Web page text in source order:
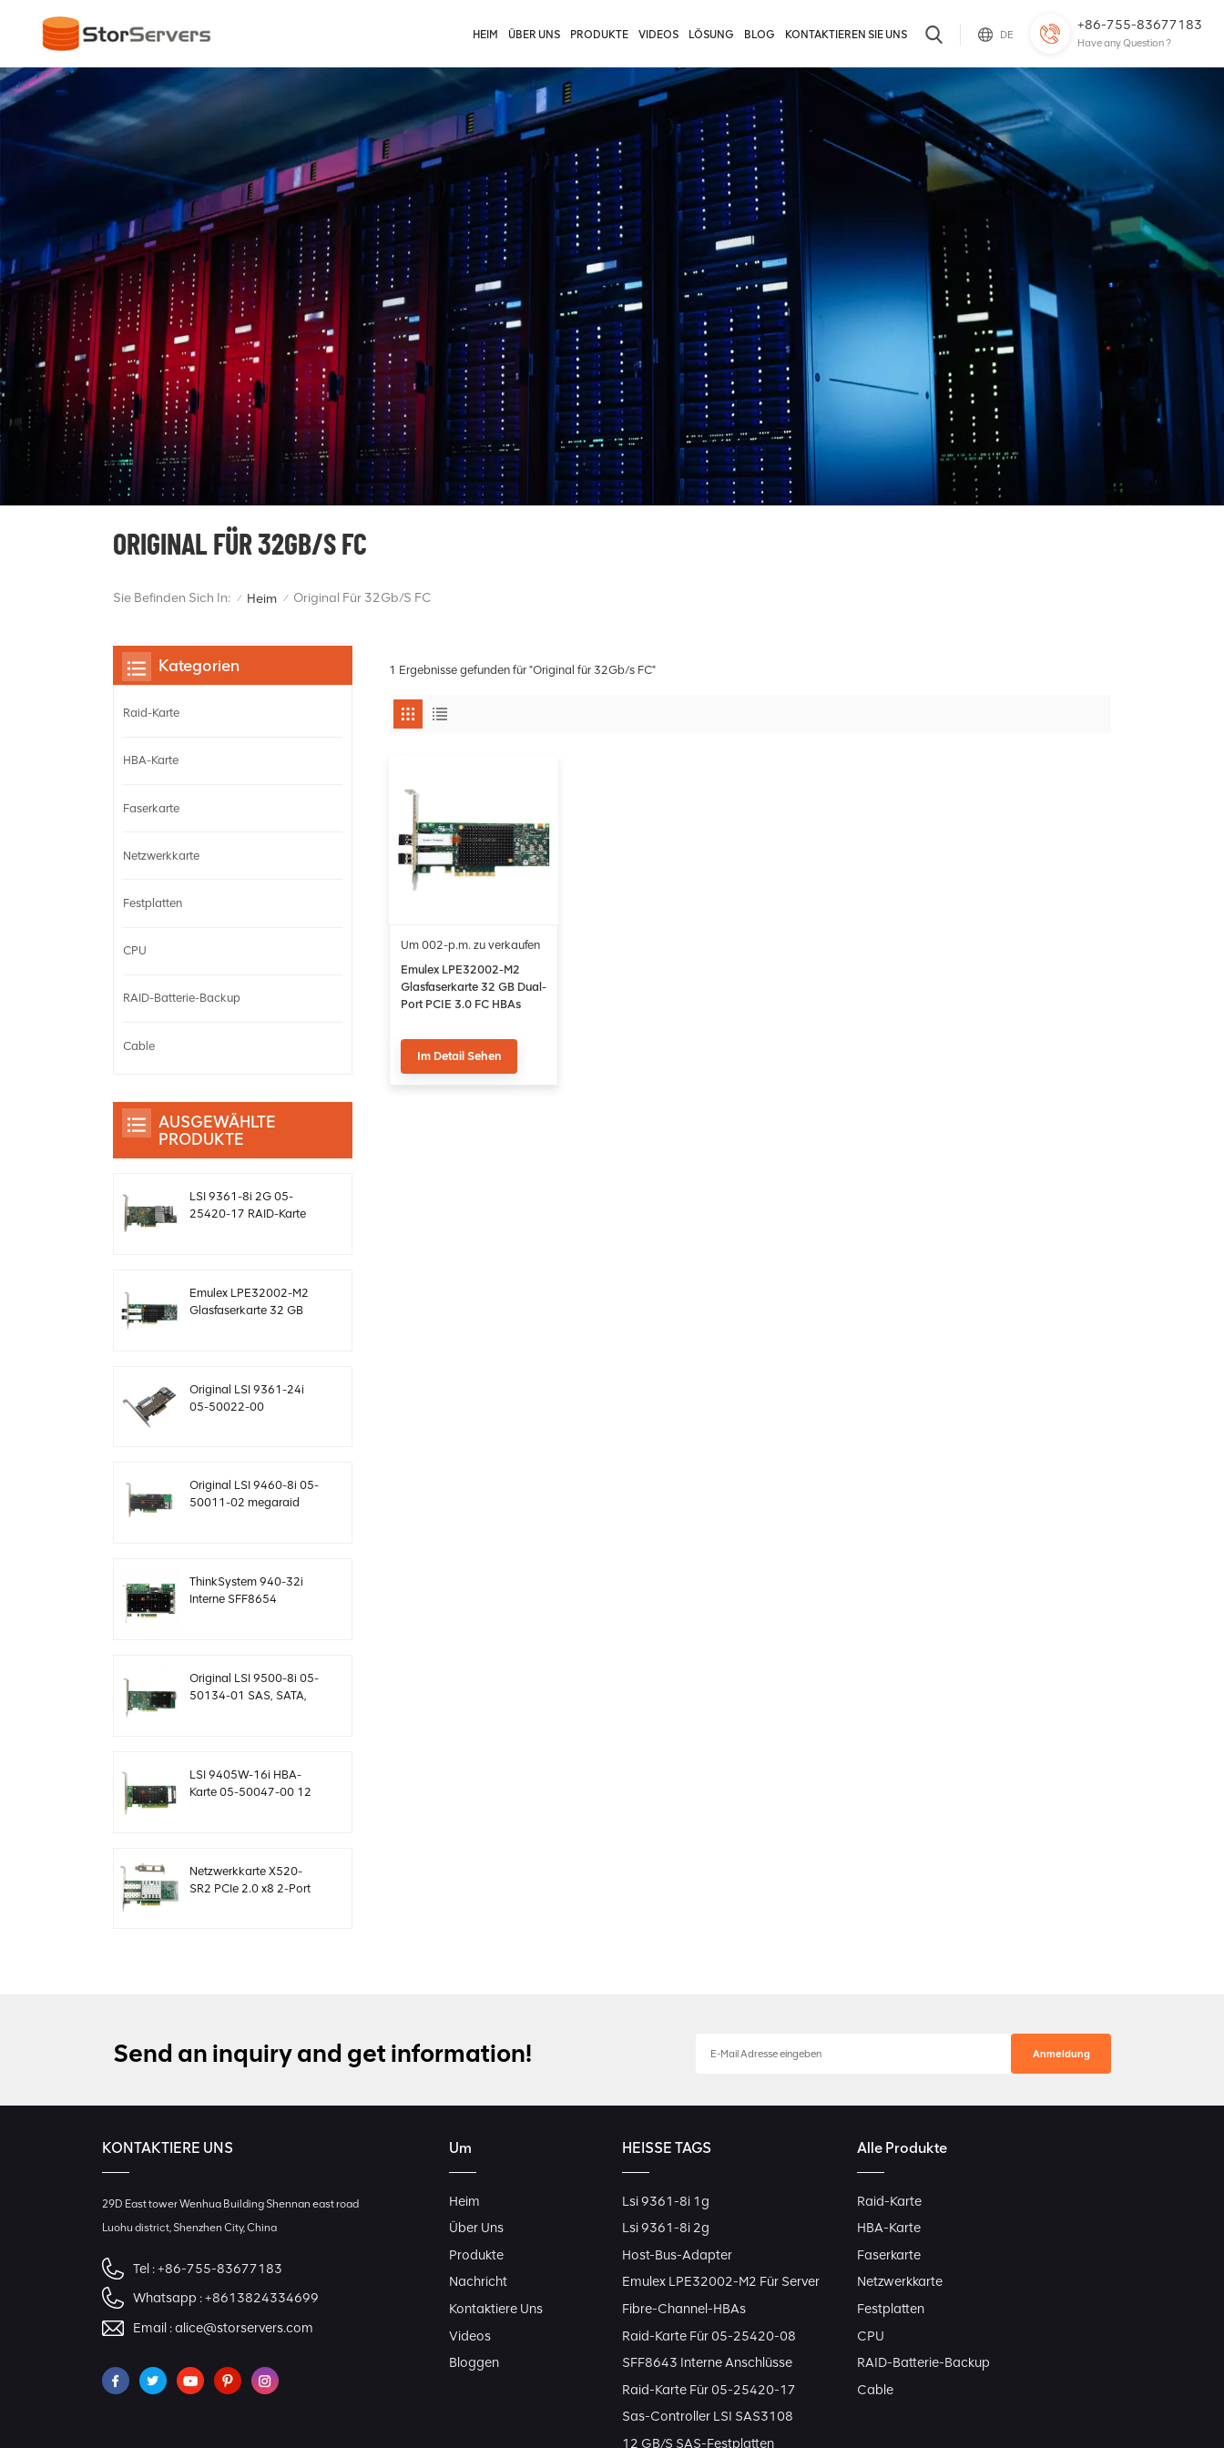
+86-755-83677183
Have any Question ?
DE
HEIM ÜBER UNS PRODUKTE VIDEOS LÖSUNG BLOG KONTAKTIEREN SIE UNS
ORIGINAL FÜR 32GB/S FC
Sie Befinden Sich In: / Heim / Original Für 32Gb/s FC
1 Ergebnisse gefunden für "Original für 32Gb/s FC"
Um 002-p.m. zu verkaufen
Emulex LPE32002-M2
Glasfaserkarte 32 GB Dual-
Port PCIE 3.0 FC HBAs
Im Detail Sehen
Kategorien
Raid-Karte
HBA-Karte
Faserkarte
Netzwerkkarte
Festplatten
CPU
RAID-Batterie-Backup
Cable
AUSGEWÄHLTE
PRODUKTE
LSI 9361-8i 2G 05-
25420-17 RAID-Karte
Emulex LPE32002-M2
Glasfaserkarte 32 GB
Original LSI 9361-24i
05-50022-00
Original LSI 9460-8i 05-
50011-02 megaraid
ThinkSystem 940-32i
Interne SFF8654
Original LSI 9500-8i 05-
50134-01 SAS, SATA,
LSI 9405W-16i HBA-
Karte 05-50047-00 12
Netzwerkkarte X520-
SR2 PCIe 2.0 x8 2-Port
Send an inquiry and get information!
KONTAKTIERE UNS
29D East tower Wenhua Building Shennan east road
Luohu district, Shenzhen City, China
Tel :+86-755-83677183
Whatsapp :+8613824334699
Email :alice@storservers.com
Um
Heim
Über Uns
Produkte
Nachricht
Kontaktiere Uns
Videos
Bloggen
HEISSE TAGS
Lsi 9361-8i 1g
Lsi 9361-8i 2g
Host-Bus-Adapter
Emulex LPE32002-M2 Für Server
Fibre-Channel-HBAs
Raid-Karte Für 05-25420-08
SFF8643 Interne Anschlüsse
Raid-Karte Für 05-25420-17
Sas-Controller LSI SAS3108
12 GB/s SAS-Festplatten
Alle Produkte
Raid-Karte
HBA-Karte
Faserkarte
Netzwerkkarte
Festplatten
CPU
RAID-Batterie-Backup
Cable